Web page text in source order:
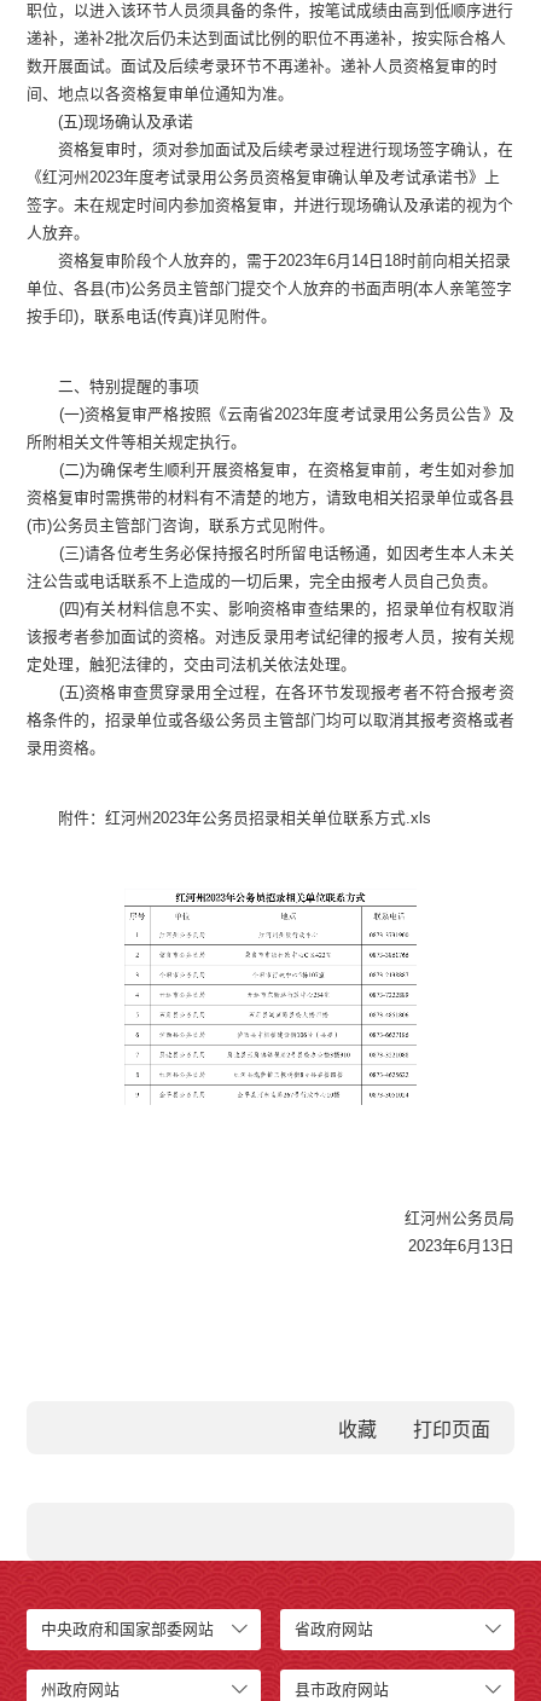
职位，以进入该环节人员须具备的条件，按笔试成绩由高到低顺序进行
递补，递补2批次后仍未达到面试比例的职位不再递补，按实际合格人
数开展面试。面试及后续考录环节不再递补。递补人员资格复审的时
间、地点以各资格复审单位通知为准。
(五)现场确认及承诺
资格复审时，须对参加面试及后续考录过程进行现场签字确认，在
《红河州2023年度考试录用公务员资格复审确认单及考试承诺书》上
签字。未在规定时间内参加资格复审，并进行现场确认及承诺的视为个
人放弃。
资格复审阶段个人放弃的，需于2023年6月14日18时前向相关招录
单位、各县(市)公务员主管部门提交个人放弃的书面声明(本人亲笔签字
按手印)，联系电话(传真)详见附件。
二、特别提醒的事项
(一)资格复审严格按照《云南省2023年度考试录用公务员公告》及
所附相关文件等相关规定执行。
(二)为确保考生顺利开展资格复审，在资格复审前，考生如对参加
资格复审时需携带的材料有不清楚的地方，请致电相关招录单位或各县
(市)公务员主管部门咨询，联系方式见附件。
(三)请各位考生务必保持报名时所留电话畅通，如因考生本人未关
注公告或电话联系不上造成的一切后果，完全由报考人员自己负责。
(四)有关材料信息不实、影响资格审查结果的，招录单位有权取消
该报考者参加面试的资格。对违反录用考试纪律的报考人员，按有关规
定处理，触犯法律的，交由司法机关依法处理。
(五)资格审查贯穿录用全过程，在各环节发现报考者不符合报考资
格条件的，招录单位或各级公务员主管部门均可以取消其报考资格或者
录用资格。
附件：红河州2023年公务员招录相关单位联系方式.xls
红河州公务员局
2023年6月13日
收藏
中央政府和国家部委网站 省政府网站
州政府网站 县市政府网站